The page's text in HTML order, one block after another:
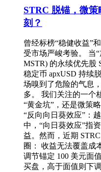
STRC 脱锚，微
刻？
曾经标榜“稳健收益”
受市场严峻考验。 当“
MSTR) 的永续优先股
稳定币 apxUSD 持续
场嗅到了危险的气息
多。 我们关注的一个
“黄金坑”，还是微策
“反向向日葵效应”：
中，“向日葵效应”指
益。然而，近期
圈： 收益无法覆盖成
调节锚定 100 美元面
买盘，高于面值则下